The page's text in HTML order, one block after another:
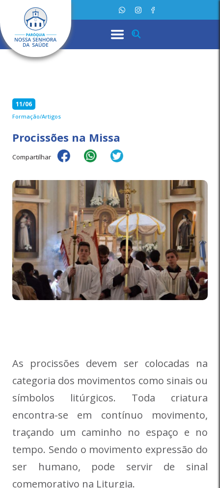
11/06
Formação/Artigos
Procissões na Missa
Compartilhar
As procissões devem ser colocadas na
categoria dos movimentos como sinais ou
símbolos litúrgicos. Toda criatura
encontra-se em contínuo movimento,
traçando um caminho no espaço e no
tempo. Sendo o movimento expressão do
ser humano, pode servir de sinal
comemorativo na Liturgia.